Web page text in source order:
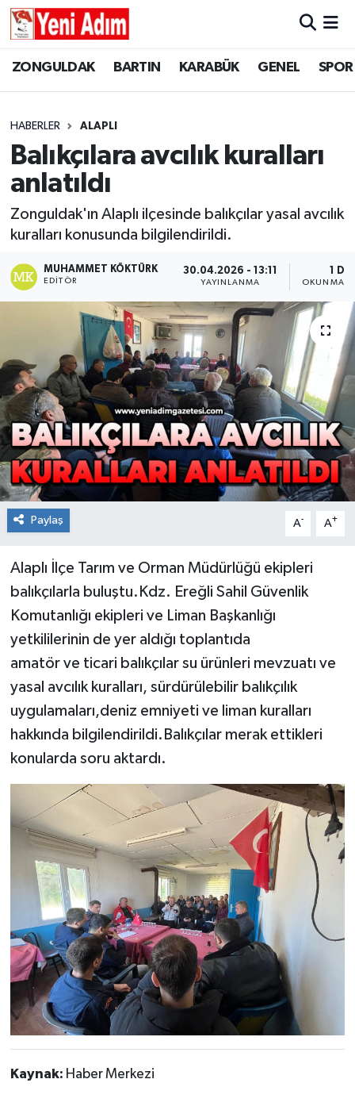
ZONGULDAK BARTIN KARABÜK GENEL SPOR
HABERLER ALAPLI
Balıkçılara avcılık kuralları
anlatıldı
Zonguldak'ın Alaplı ilçesinde balıkçılar yasal avcılık
kuralları konusunda bilgilendirildi.
MUHAMMET KÖKTÜRK
EDITÖR
30.04.2026 - 13:11
YAYINLANMA
1 DK
OKUNMA
Paylaş A- A+
Alaplı İlçe Tarım ve Orman Müdürlüğü ekipleri
balıkçılarla buluştu.Kdz. Ereğli Sahil Güvenlik
Komutanlığı ekipleri ve Liman Başkanlığı
yetkililerinin de yer aldığı toplantıda
amatör ve ticari balıkçılar su ürünleri mevzuatı ve
yasal avcılık kuralları, sürdürülebilir balıkçılık
uygulamaları,deniz emniyeti ve liman kuralları
hakkında bilgilendirildi.Balıkçılar merak ettikleri
konularda soru aktardı.
Kaynak: Haber Merkezi
ZONGULDAK
GÜNCEL
SİYASET
RESMİ İLAN
ZONGULDAK
GENEL
SPOR
SİYASET
SAĞLIK
GÜNCEL
RESMİ İLAN
Künye
Zonguldak Hava Durumu
Tüm Manşetler
Son Dakika Haberleri
Haber Arşivi